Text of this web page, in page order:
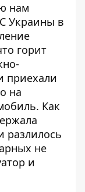
нам
Украины в
горит
приехали
на
Как
разлилось
не
и